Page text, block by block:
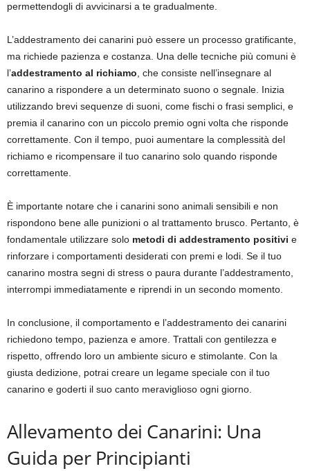
permettendogli di avvicinarsi a te gradualmente.
L’addestramento dei canarini può essere un processo gratificante,
ma richiede pazienza e costanza. Una delle tecniche più comuni è
l’addestramento al richiamo , che consiste nell’insegnare al
canarino a rispondere a un determinato suono o segnale. Inizia
utilizzando brevi sequenze di suoni, come fischi o frasi semplici, e
premia il canarino con un piccolo premio ogni volta che risponde
correttamente. Con il tempo, puoi aumentare la complessità del
richiamo e ricompensare il tuo canarino solo quando risponde
correttamente.
È importante notare che i canarini sono animali sensibili e non
rispondono bene alle punizioni o al trattamento brusco. Pertanto, è
fondamentale utilizzare solo metodi di addestramento positivi e
rinforzare i comportamenti desiderati con premi e lodi. Se il tuo
canarino mostra segni di stress o paura durante l’addestramento,
interrompi immediatamente e riprendi in un secondo momento.
In conclusione, il comportamento e l’addestramento dei canarini
richiedono tempo, pazienza e amore. Trattali con gentilezza e
rispetto, offrendo loro un ambiente sicuro e stimolante. Con la
giusta dedizione, potrai creare un legame speciale con il tuo
canarino e goderti il suo canto meraviglioso ogni giorno.
Allevamento dei Canarini: Una
Guida per Principianti